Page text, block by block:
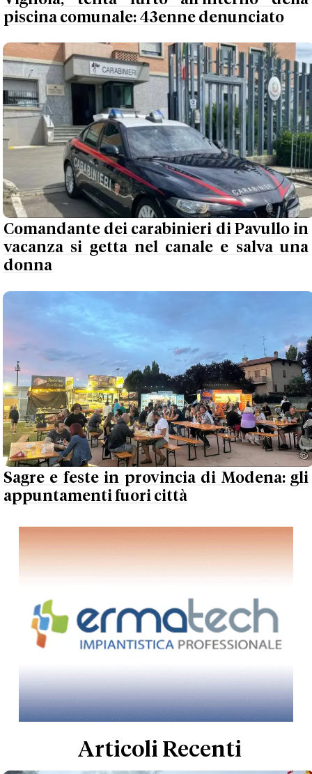
piscina comunale: 43enne denunciato
Comandante dei carabinieri di Pavullo in
vacanza si getta nel canale e salva una
donna
Sagre e feste in provincia di Modena: gli
appuntamenti fuori città
Articoli Recenti